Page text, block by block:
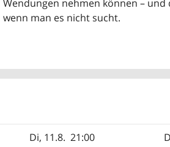
Wendungen nehmen können –
wenn man es nicht sucht.
Di, 11.8. 21:00 D